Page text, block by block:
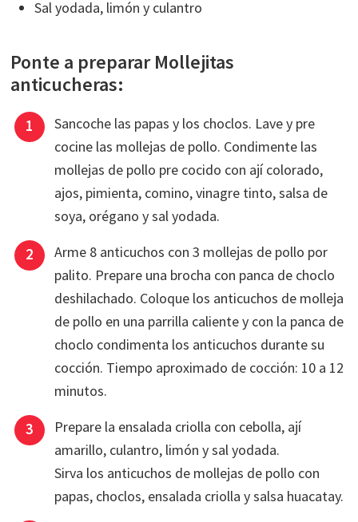
Sal yodada, limón y culantro
Ponte a preparar Mollejitas
anticucheras:
Sancoche las papas y los choclos. Lave y pre
cocine las mollejas de pollo. Condimente las
mollejas de pollo pre cocido con ají colorado,
ajos, pimienta, comino, vinagre tinto, salsa de
soya, orégano y sal yodada.
Arme 8 anticuchos con 3 mollejas de pollo por
palito. Prepare una brocha con panca de choclo
deshilachado. Coloque los anticuchos de molleja
de pollo en una parrilla caliente y con la panca de
choclo condimenta los anticuchos durante su
cocción. Tiempo aproximado de cocción: 10 a 12
minutos.
Prepare la ensalada criolla con cebolla, ají
amarillo, culantro, limón y sal yodada.
Sirva los anticuchos de mollejas de pollo con
papas, choclos, ensalada criolla y salsa huacatay.